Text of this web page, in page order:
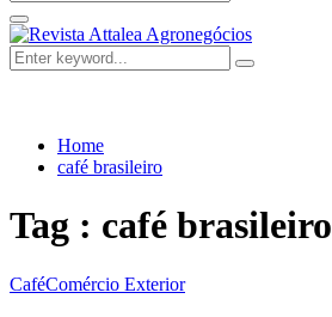
for:
Facebook
Twitter
Instagram
Linkedin
Youtube
Email
Primary
Menu
Search
for:
Search
Home
café brasileiro
Tag : café brasileiro
CaféComércio Exterior